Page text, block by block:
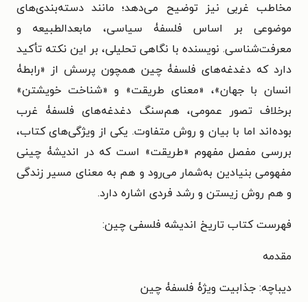
مخاطب غربی نیز توضیح می‌دهد؛ مانند دسته‌بندی‌های
موضوعی بر اساس فلسفۀ سیاسی، مابعدالطبیعه و
معرفت‌شناسی. نویسنده با نگاهی تحلیلی، بر این نکته تأکید
دارد که دغدغه‌های فلسفۀ چین همچون پرسش از «رابطۀ
انسان با جهان»، «معنای طریقت» و «شناخت خویشتن»
برخلاف تصور عمومی، هم‌سنگ دغدغه‌های فلسفۀ غرب
بوده‌اند اما با بیان و روش متفاوت. یکی از ویژگی‌های کتاب،
بررسی مفصل مفهوم «طریقت» است که در اندیشۀ چینی
مفهومی بنیادین به‌شمار می‌رود و هم به معنای مسیر زندگی
و هم روش زیستن و رشد فردی اشاره دارد.
فهرست کتاب تاریخ اندیشه فلسفی چین:
مقدمه
دیباچه: جذابیت ویژۀ فلسفۀ چین